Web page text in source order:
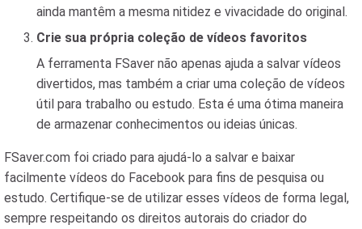
ainda mantêm a mesma nitidez e vivacidade do original.
Crie sua própria coleção de vídeos favoritos
A ferramenta FSaver não apenas ajuda a salvar vídeos
divertidos, mas também a criar uma coleção de vídeos
útil para trabalho ou estudo. Esta é uma ótima maneira
de armazenar conhecimentos ou ideias únicas.
FSaver.com foi criado para ajudá-lo a salvar e baixar
facilmente vídeos do Facebook para fins de pesquisa ou
estudo. Certifique-se de utilizar esses vídeos de forma legal,
sempre respeitando os direitos autorais do criador do